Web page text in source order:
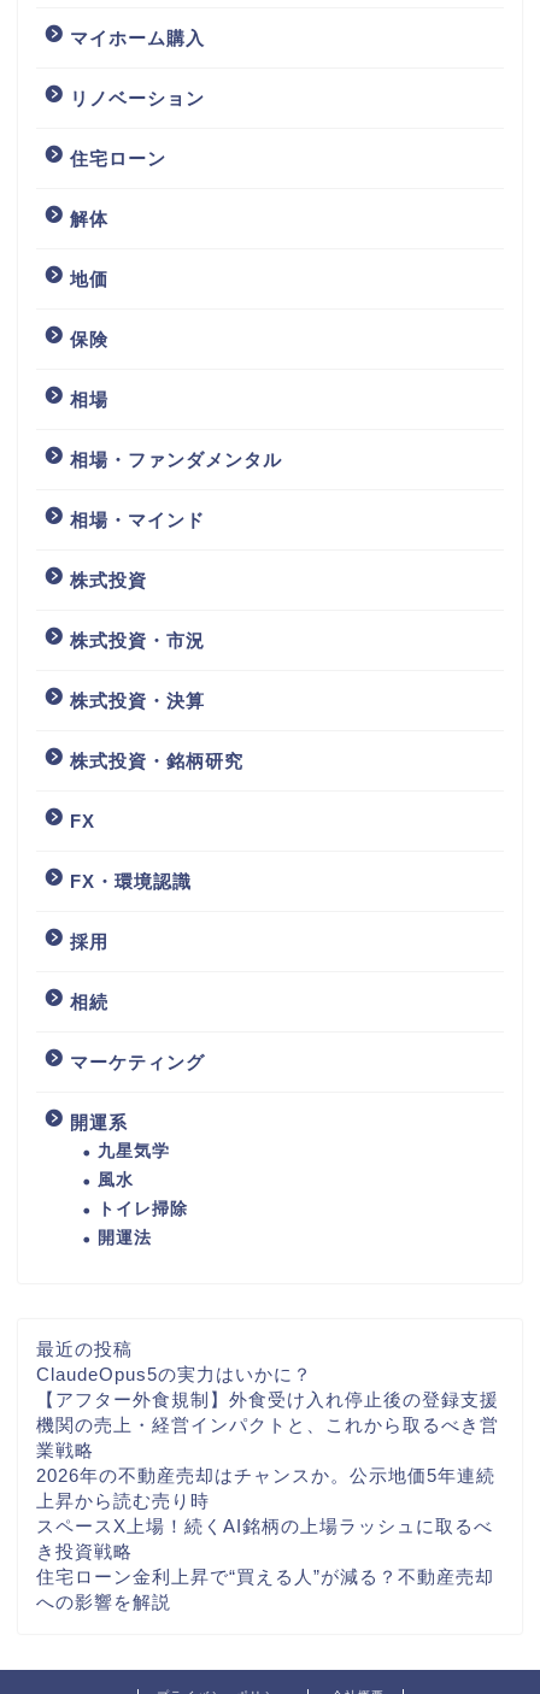
マイホーム購入
リノベーション
住宅ローン
解体
地価
保険
相場
相場・ファンダメンタル
相場・マインド
株式投資
株式投資・市況
株式投資・決算
株式投資・銘柄研究
FX
FX・環境認識
採用
相続
マーケティング
開運系
九星気学
風水
トイレ掃除
開運法
最近の投稿
ClaudeOpus5の実力はいかに？
【アフター外食規制】外食受け入れ停止後の登録支援
機関の売上・経営インパクトと、これから取るべき営
業戦略
2026年の不動産売却はチャンスか。公示地価5年連続
上昇から読む売り時
スペースX上場！続くAI銘柄の上場ラッシュに取るべ
き投資戦略
住宅ローン金利上昇で“買える人”が減る？不動産売却
への影響を解説